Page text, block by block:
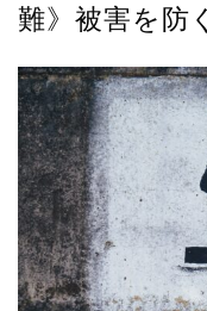
難》被害を防